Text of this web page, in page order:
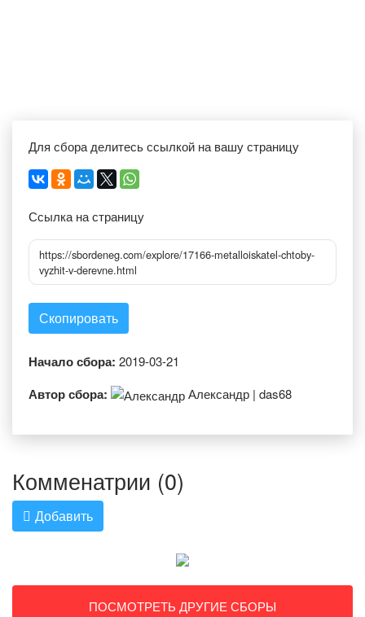
Для сбора делитесь ссылкой на вашу страницу
Ссылка на страницу
https://sbordeneg.com/explore/17166-metalloiskatel-chtoby-
vyzhit-v-derevne.html
Скопировать
Начало сбора: 2019-03-21
Автор сбора: Александр | das68
Комменатрии (0)
Добавить
ПОСМОТРЕТЬ ДРУГИЕ СБОРЫ